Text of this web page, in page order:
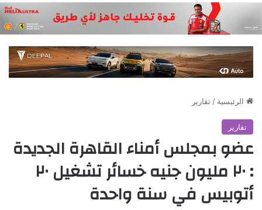
الرئيسية / تقارير
تقارير
عضو بمجلس أمناء القاهرة الجديدة
: ٢٠ مليون جنيه خسائر تشغيل ٢٠
أتوبيس في سنة واحدة